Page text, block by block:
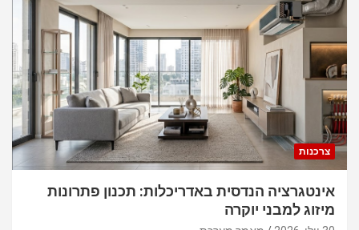
צרכנות
אינטגרציה הנדסית באדריכלות: תכנון פתרונות
מיזוג למבני יוקרה